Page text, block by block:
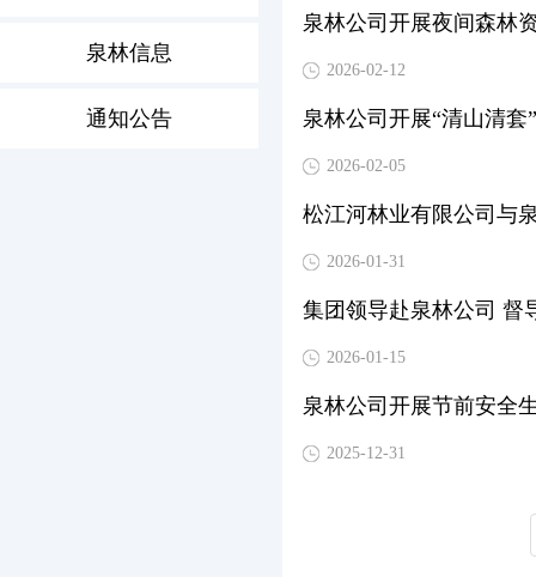
泉林信息
通知公告
泉林公司开展夜间森林
2026-02-12
泉林公司开展“清山清套
2026-02-05
松江河林业有限公司与
2026-01-31
集团领导赴泉林公司 督
2026-01-15
泉林公司开展节前安全
2025-12-31